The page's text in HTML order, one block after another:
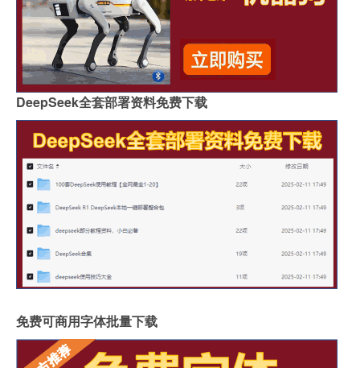
DeepSeek全套部署资料免费下载
免费可商用字体批量下载